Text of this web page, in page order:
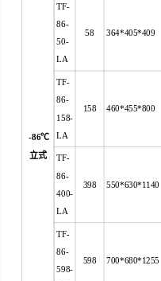
-86℃
立式
TF-
86-
50-
LA
58 364*405*409
TF-
86-
158-
LA
158 460*455*800
TF-
86-
400-
LA
398 550*630*1140
TF-
86-
598-
598 700*680*1255